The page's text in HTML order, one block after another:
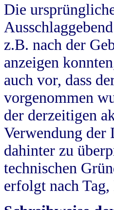
Die
z.B. nach der
anzeigen
auch vor, dass
vorgenommen
der derzeitigen
Verwendung der
dahinter zu
technischen
erfolgt nach